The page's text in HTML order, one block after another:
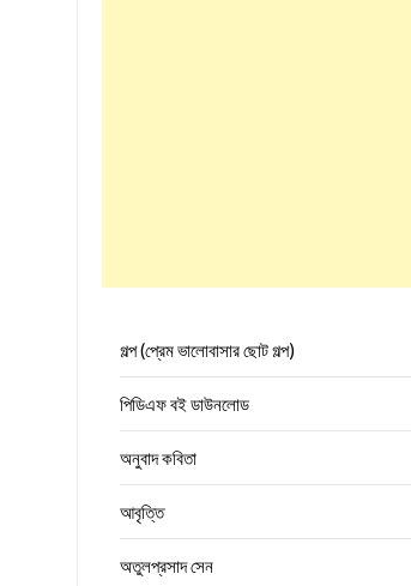
গল্প (প্রেম ভালোবাসার ছোট গল্প)
পিডিএফ বই ডাউনলোড
অনুবাদ কবিতা
আবৃত্তি
অতুলপ্রসাদ সেন